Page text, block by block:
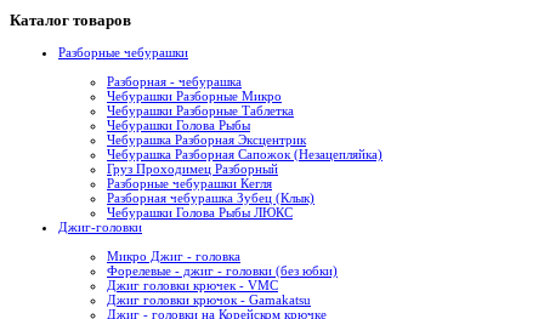
Каталог товаров
Разборные чебурашки
Разборная - чебурашка
Чебурашки Разборные Микро
Чебурашки Разборные Таблетка
Чебурашки Голова Рыбы
Чебурашка Разборная Эксцентрик
Чебурашка Разборная Сапожок (Незацепляйка)
Груз Проходимец Разборный
Разборные чебурашки Кегля
Разборная чебурашка Зубец (Клык)
Чебурашки Голова Рыбы ЛЮКС
Джиг-головки
Микро Джиг - головка
Форелевые - джиг - головки (без юбки)
Джиг головки крючек - VMC
Джиг головки крючок - Gamakatsu
Джиг - головки на Корейском крючке